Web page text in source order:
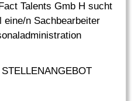
Talents Gmb H sucht
eine/n Sachbearbeiter